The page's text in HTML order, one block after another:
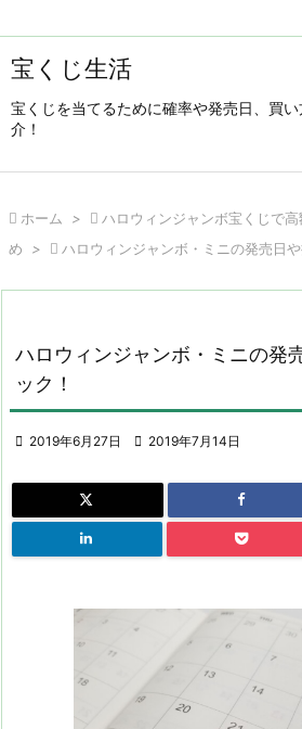
宝くじ生活
宝くじを当てるために確率や発売日、買
介！
 ホーム >  ハロウィンジャンボ宝くじで
め
>  ハロウィンジャンボ・ミニの発売日
ハロウィンジャンボ・ミニの発
ック！
 2019年6月27日  2019年7月14日